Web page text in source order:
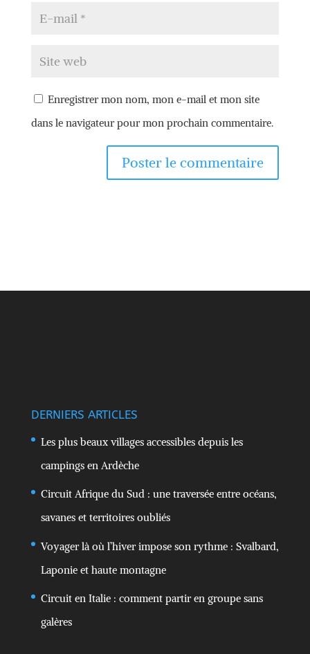
Enregistrer mon nom, mon e-mail et mon site
dans le navigateur pour mon prochain commentaire.
DERNIERS ARTICLES
Les plus beaux villages accessibles depuis les
campings en Ardèche
Circuit Afrique du Sud : une traversée entre océans,
savanes et territoires oubliés
Voyager là où l’hiver impose son rythme : Svalbard,
Laponie et haute montagne
Circuit en Italie : comment partir en groupe sans
galères